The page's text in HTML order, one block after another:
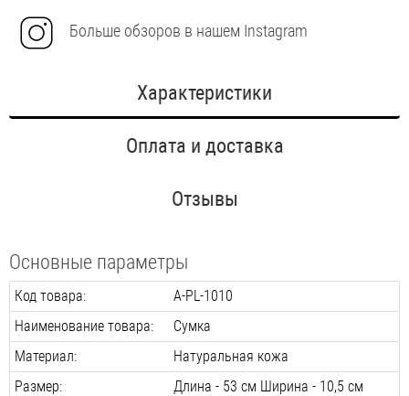
Больше обзоров в нашем Instagram
Характеристики
Оплата и доставка
Отзывы
Основные параметры
Код товара:
A-PL-1010
Наименование товара:
Сумка
Материал:
Натуральная кожа
Размер:
Длина - 53 см Ширина - 10,5 см